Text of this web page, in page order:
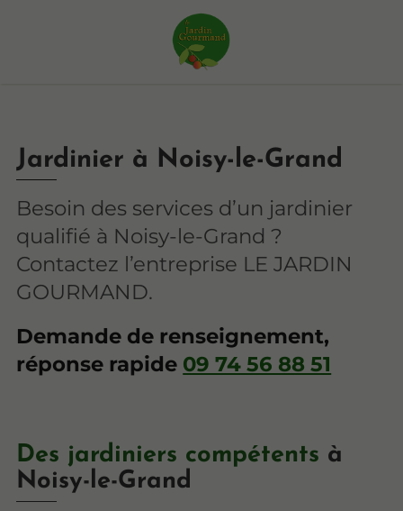
Jardinier à Noisy-le-Grand
Besoin des services d’un jardinier
qualifié à Noisy-le-Grand ?
Contactez l’entreprise LE JARDIN
GOURMAND.
Demande de renseignement,
réponse rapide 09 74 56 88 51
Des jardiniers compétents à
Noisy-le-Grand